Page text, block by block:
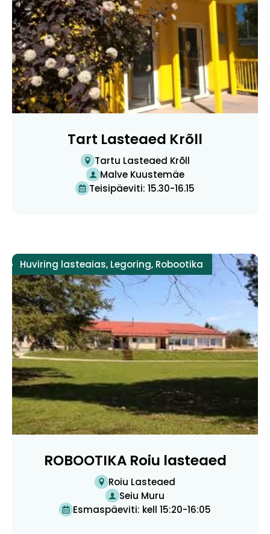
Tart Lasteaed Krõll
Tartu Lasteaed Krõll
Malve Kuustemäe
Teisipäeviti: 15.30-16.15
Huviring lasteaias, Legoring, Robootika
ROBOOTIKA Roiu lasteaed
Roiu Lasteaed
Seiu Muru
Esmaspäeviti: kell 15:20-16:05